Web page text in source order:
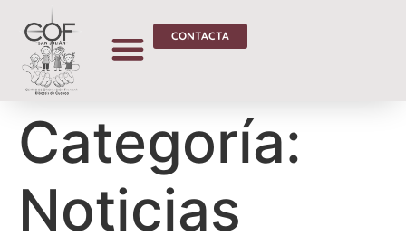
CONTACTA
Categoría:
Noticias